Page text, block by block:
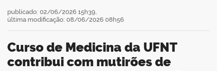
Curso de Medicina da UFNT
contribui com mutirões de
publicado: 02/06/2026 15h39,
última modificação: 08/06/2026 08h56